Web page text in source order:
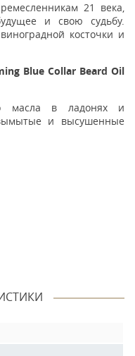
21 века,
и свою судьбу.
косточки и
Blue Collar Beard Oil
масла в ладонях и
и высушенные